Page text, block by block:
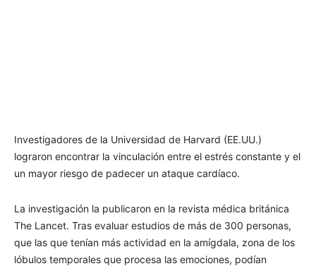
Investigadores de la Universidad de Harvard (EE.UU.)
lograron encontrar la vinculación entre el estrés constante y el
un mayor riesgo de padecer un ataque cardíaco.
La investigación la publicaron en la revista médica británica
The Lancet. Tras evaluar estudios de más de 300 personas,
que las que tenían más actividad en la amígdala, zona de los
lóbulos temporales que procesa las emociones, podían